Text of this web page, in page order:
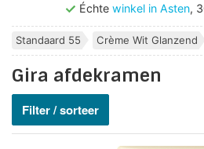
Échte winkel in Asten,
Standaard 55 Crème Wit Glanzend
Gira afdekramen
Filter / sorteer